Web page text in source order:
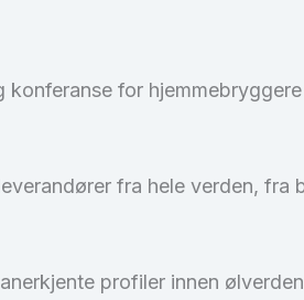
for
fra hele verden, fra
profiler innen